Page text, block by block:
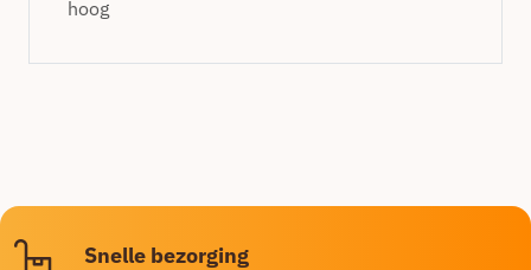
hoog
Snelle bezorging